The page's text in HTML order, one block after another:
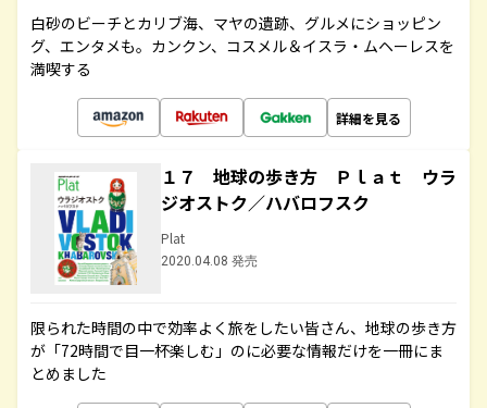
白砂のビーチとカリブ海、マヤの遺跡、グルメにショッピン
グ、エンタメも。カンクン、コスメル＆イスラ・ムヘーレスを
満喫する
詳細を見る
１７ 地球の歩き方 Ｐｌａｔ ウラ
ジオストク／ハバロフスク
Plat
2020.04.08 発売
限られた時間の中で効率よく旅をしたい皆さん、地球の歩き方
が「72時間で目一杯楽しむ」のに必要な情報だけを一冊にま
とめました